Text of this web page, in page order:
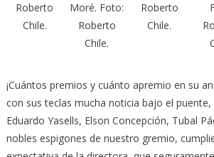
Roberto
Chile.
Moré. Foto:
Roberto
Chile.
Roberto
Chile.
¡Cuántos premios y cuánto apremio en su
con sus teclas mucha noticia bajo el
Eduardo Yasells, Elson Concepción, Tubal
nobles espigones de nuestro gremio,